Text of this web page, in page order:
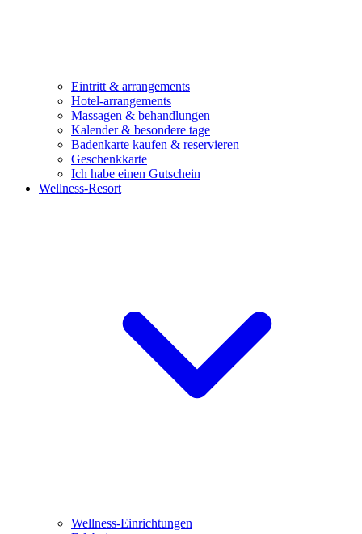
Eintritt & arrangements
Hotel-arrangements
Massagen & behandlungen
Kalender & besondere tage
Badenkarte kaufen & reservieren
Geschenkkarte
Ich habe einen Gutschein
Wellness-Resort
Wellness-Einrichtungen